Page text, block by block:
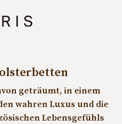
geträumt, in einem
wahren Luxus und die
Lebensgefühls